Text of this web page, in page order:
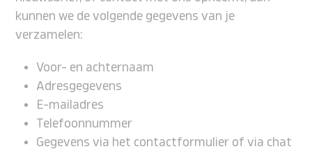
kunnen we de volgende gegevens van je
verzamelen:
Voor- en achternaam
Adresgegevens
E-mailadres
Telefoonnummer
Gegevens via het contactformulier of via chat